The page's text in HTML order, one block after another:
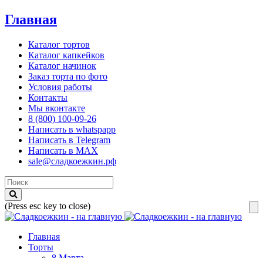
Главная
Каталог тортов
Каталог капкейков
Каталог начинок
Заказ торта по фото
Условия работы
Контакты
Мы вконтакте
8 (800) 100-09-26
Написать в whatspapp
Написать в Telegram
Написать в MAX
sale@сладкоежкин.рф
(Press esc key to close)
Главная
Торты